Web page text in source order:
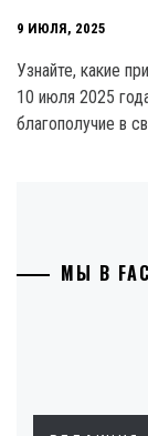
9 ИЮЛЯ, 2025
Узнайте, какие
10 июля 2025
благополучие в
МЫ В